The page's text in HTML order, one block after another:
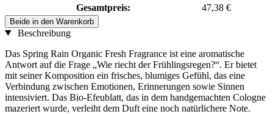
Gesamtpreis:
47,38 €
Beide in den Warenkorb
Beschreibung
Das Spring Rain Organic Fresh Fragrance ist eine aromatische
Antwort auf die Frage „Wie riecht der Frühlingsregen?“. Er bietet
mit seiner Komposition ein frisches, blumiges Gefühl, das eine
Verbindung zwischen Emotionen, Erinnerungen sowie Sinnen
intensiviert. Das Bio-Efeublatt, das in dem handgemachten Cologne
mazeriert wurde, verleiht dem Duft eine noch natürlichere Note.